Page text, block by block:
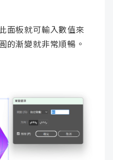
面板就可輸入數值來
的漸變就非常順暢。